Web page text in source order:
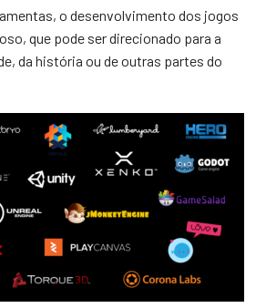
o desenvolvimento dos jogos
que pode ser direcionado para a
da história ou de outras partes do